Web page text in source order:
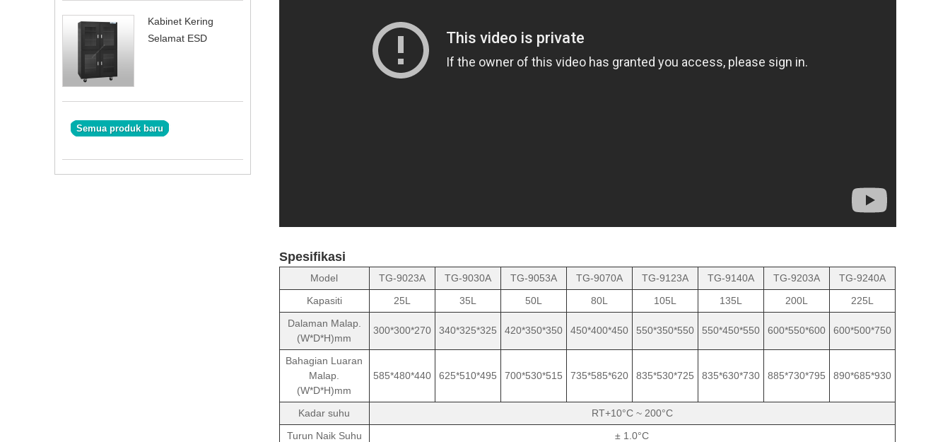
Kabinet Kering
Selamat ESD
Semua produk baru
Spesifikasi
Model TG-9023A TG-9030A TG-9053A TG-9070A TG-9123A TG-9140A TG-9203A
TG-9240A
Kapasiti
25L 35L 50L 80L 105L 135L 200L
225L
Dalaman Malap.
(W*D*H)mm
300*300*270 340*325*325 420*350*350 450*400*450 550*350*550 550*450*550 600*550*600 600*500*750
Bahagian Luaran
Malap.
(W*D*H)mm
585*480*440 625*510*495 700*530*515 735*585*620 835*530*725 835*630*730 885*730*795 890*685*930
Kadar suhu
RT+10°C ~ 200°C
Turun Naik Suhu
± 1.0°C